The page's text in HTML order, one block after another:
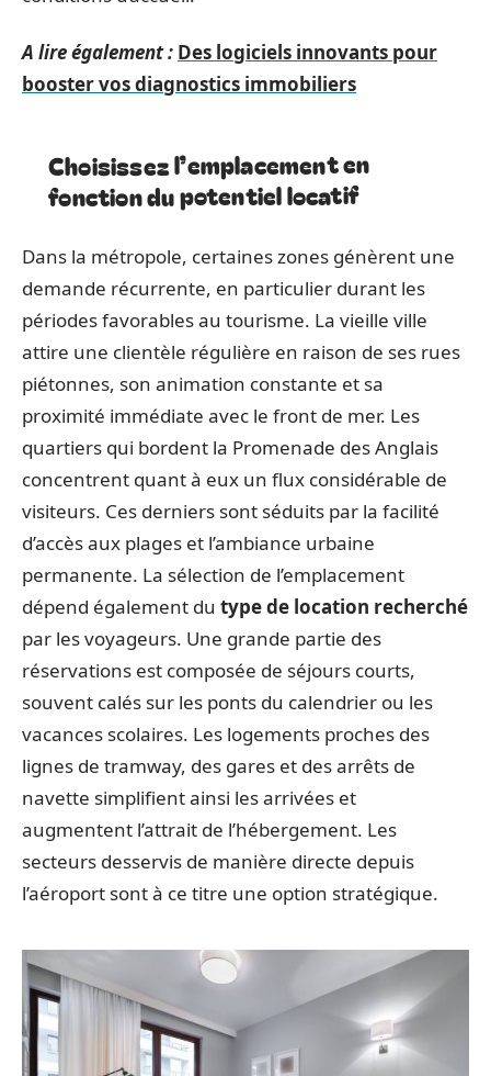
A lire également : Des logiciels innovants pour
booster vos diagnostics immobiliers
Choisissez l’emplacement en
fonction du potentiel locatif
Dans la métropole, certaines zones génèrent une
demande récurrente, en particulier durant les
périodes favorables au tourisme. La vieille ville
attire une clientèle régulière en raison de ses rues
piétonnes, son animation constante et sa
proximité immédiate avec le front de mer. Les
quartiers qui bordent la Promenade des Anglais
concentrent quant à eux un flux considérable de
visiteurs. Ces derniers sont séduits par la facilité
d’accès aux plages et l’ambiance urbaine
permanente. La sélection de l’emplacement
dépend également du type de location recherché
par les voyageurs. Une grande partie des
réservations est composée de séjours courts,
souvent calés sur les ponts du calendrier ou les
vacances scolaires. Les logements proches des
lignes de tramway, des gares et des arrêts de
navette simplifient ainsi les arrivées et
augmentent l’attrait de l’hébergement. Les
secteurs desservis de manière directe depuis
l’aéroport sont à ce titre une option stratégique.